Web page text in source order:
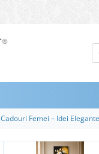
Cadouri Femei – Idei